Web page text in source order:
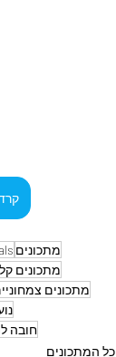
מתכונים
מתכונים
מתכונים
חובה
כל המתכונים